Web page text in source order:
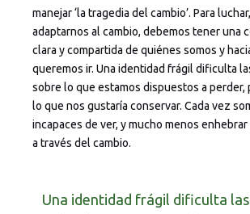
manejar ‘la tragedia del cambio’. Para
adaptarnos al cambio, debemos tener una
clara y compartida de quiénes somos y
queremos ir. Una identidad frágil dificulta
sobre lo que estamos dispuestos a perder,
lo que nos gustaría conservar. Cada vez
incapaces de ver, y mucho menos
a través del cambio.
Una identidad frágil dificulta